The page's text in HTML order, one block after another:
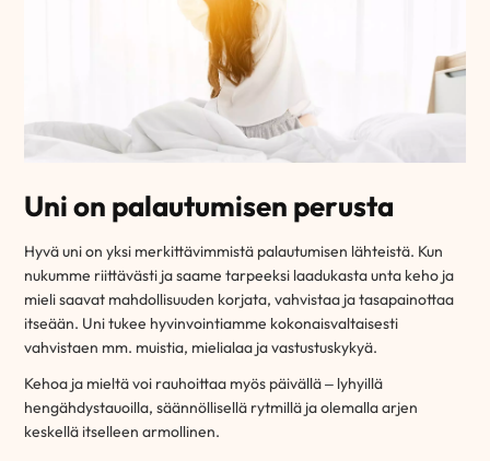
Uni on palautumisen perusta
Hyvä uni on yksi merkittävimmistä palautumisen lähteistä. Kun
nukumme riittävästi ja saame tarpeeksi laadukasta unta keho ja
mieli saavat mahdollisuuden korjata, vahvistaa ja tasapainottaa
itseään. Uni tukee hyvinvointiamme kokonaisvaltaisesti
vahvistaen mm. muistia, mielialaa ja vastustuskykyä.
Kehoa ja mieltä voi rauhoittaa myös päivällä – lyhyillä
hengähdystauoilla, säännöllisellä rytmillä ja olemalla arjen
keskellä itselleen armollinen.